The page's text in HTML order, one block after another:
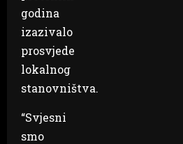
godina
izazivalo
prosvjede
lokalnog
stanovništva.
“Svjesni
smo